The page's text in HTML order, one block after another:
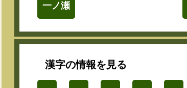
一ノ瀬
漢字の情報を見る